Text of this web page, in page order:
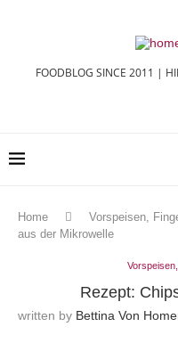
FOODBLOG SINCE 2011 |
Home Vorspeisen,
aus der Mikrowelle
Rezept:
written by Bettina Von